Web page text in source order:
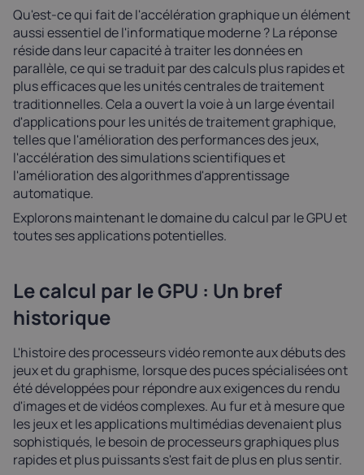
Qu'est-ce qui fait de l'accélération graphique un élément
aussi essentiel de l'informatique moderne ? La réponse
réside dans leur capacité à traiter les données en
parallèle, ce qui se traduit par des calculs plus rapides et
plus efficaces que les unités centrales de traitement
traditionnelles. Cela a ouvert la voie à un large éventail
d'applications pour les unités de traitement graphique,
telles que l'amélioration des performances des jeux,
l'accélération des simulations scientifiques et
l'amélioration des algorithmes d'apprentissage
automatique.
Explorons maintenant le domaine du calcul par le GPU et
toutes ses applications potentielles.
Le calcul par le GPU : Un bref
historique
L'histoire des processeurs vidéo remonte aux débuts des
jeux et du graphisme, lorsque des puces spécialisées ont
été développées pour répondre aux exigences du rendu
d'images et de vidéos complexes. Au fur et à mesure que
les jeux et les applications multimédias devenaient plus
sophistiqués, le besoin de processeurs graphiques plus
rapides et plus puissants s'est fait de plus en plus sentir.